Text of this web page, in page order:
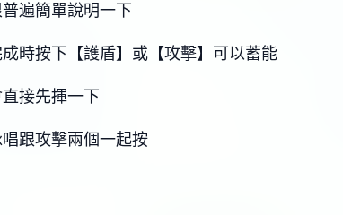
遍簡單說明一下
時按下【護盾】或【攻擊】可以蓄能
接先揮一下
跟攻擊兩個一起按